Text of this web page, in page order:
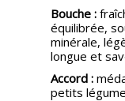
Bouche :
équilibrée,
minérale,
longue et
Accord :
petits